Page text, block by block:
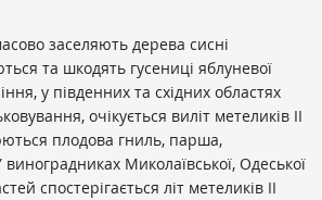
заселяють дерева сисні
та шкодять гусениці яблуневої
у південних та східних областях
очікується виліт метеликів ІІ
плодова гниль, парша,
Миколаївської, Одеської
спостерігається літ метеликів ІІ